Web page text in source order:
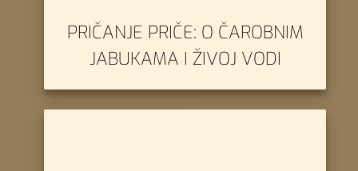
PRIČANJE PRIČE: O ČAROBNIM
JABUKAMA I ŽIVOJ VODI